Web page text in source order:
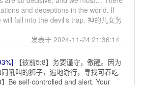
and deceptions in the world. If
fall into the devil's trap. 神的儿女务
发表于 2024-11-24 21:36:14
【彼前5:8】务要谨守，儆醒。因为
同吼叫的狮子，遍地游行，寻找可吞吃
Be self-controlled and alert. Your